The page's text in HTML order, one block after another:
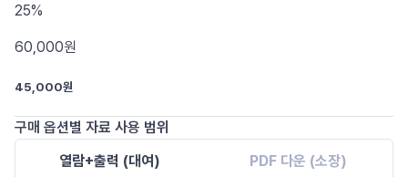
25%
60,000원
45,000원
구매 옵션별 자료 사용 범위
열람+출력 (대여)
PDF 다운 (소장)